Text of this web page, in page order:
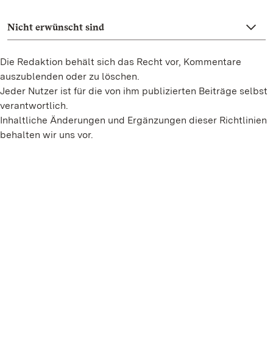
Nicht erwünscht sind
Die Redaktion behält sich das Recht vor, Kommentare
auszublenden oder zu löschen.
Jeder Nutzer ist für die von ihm publizierten Beiträge selbst
verantwortlich.
Inhaltliche Änderungen und Ergänzungen dieser Richtlinien
behalten wir uns vor.